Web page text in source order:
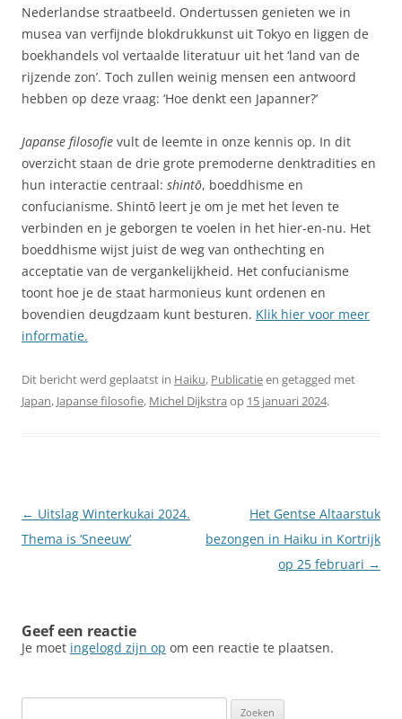
Nederlandse straatbeeld. Ondertussen genieten we in
musea van verfijnde blokdrukkunst uit Tokyo en liggen de
boekhandels vol vertaalde literatuur uit het ‘land van de
rijzende zon’. Toch zullen weinig mensen een antwoord
hebben op deze vraag: ‘Hoe denkt een Japanner?’
Japanse filosofie vult de leemte in onze kennis op. In dit
overzicht staan de drie grote premoderne denktradities en
hun interactie centraal: shintō, boeddhisme en
confucianisme. Shintō leert je om je met het leven te
verbinden en je geborgen te voelen in het hier-en-nu. Het
boeddhisme wijst juist de weg van onthechting en
acceptatie van de vergankelijkheid. Het confucianisme
toont hoe je de staat harmonieus kunt ordenen en
bovendien deugdzaam kunt besturen. Klik hier voor meer
informatie.
Dit bericht werd geplaatst in Haiku, Publicatieen getagged met
Japan, Japanse filosofie, Michel Dijkstra op 15 januari 2024.
Berichtnavigatie
← Uitslag Winterkukai 2024.
Thema is ‘Sneeuw’
Het Gentse Altaarstuk
bezongen in Haiku in Kortrijk
op 25 februari →
Geef een reactie
Je moet ingelogd zijn op om een reactie te plaatsen.